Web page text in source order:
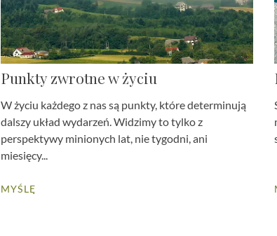
Punkty zwrotne w życiu
W życiu każdego z nas są punkty, które determinują
dalszy układ wydarzeń. Widzimy to tylko z
perspektywy minionych lat, nie tygodni, ani
miesięcy...
MYŚLĘ